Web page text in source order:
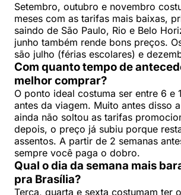
Setembro, outubro e novembro
meses com as tarifas mais baixas,
saindo de São Paulo, Rio e Belo
junho também rende bons preços.
são julho (férias escolares) e
Com quanto tempo de
melhor comprar?
O ponto ideal costuma ser entre 6 e
antes da viagem. Muito antes disso
ainda não soltou as tarifas
depois, o preço já subiu porque
assentos. A partir de 2 semanas
sempre você paga o dobro.
Qual o dia da semana mais
pra Brasília?
Terça, quarta e sexta costumam ter